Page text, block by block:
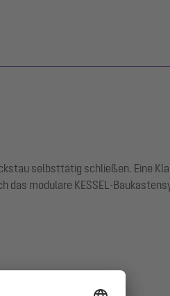
selbsttätig schließen. Eine
das modulare KESSEL-